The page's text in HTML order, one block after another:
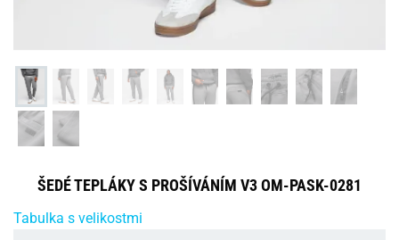
ŠEDÉ TEPLÁKY S PROŠÍVÁNÍM V3 OM-PASK-0281
Tabulka s velikostmi